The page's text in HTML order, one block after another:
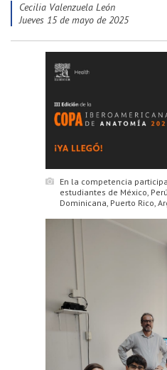
En la competencia
estudiantes de México,
Dominicana, Puerto Rico,
Cecilia Valenzuela León
jueves 15 de mayo de 2025